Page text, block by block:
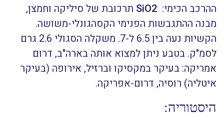
ההרכב הכימי: SiO2 תרכובת של סיליקה וחמצן,
מבנה ההתגבשות הפנימי הקסהגונלי-משושה.
הקשיות נעה בין 6.5 ל-7. משקלה הסגולי 2.6 גרם
לסמ"ק. בטבע ניתן למצוא אותה בארה"ב, דרום
אמריקה: בעיקר במקסיקו וברזיל, אירופה (בעיקר
איטליה) רוסיה, דרום-אפריקה.
היסטוריה: